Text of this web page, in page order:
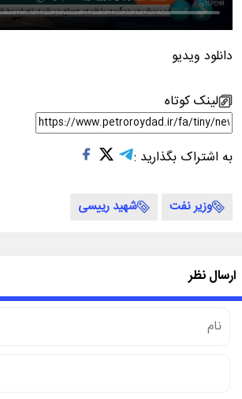
دانلود ویدیو
لینک کوتاه
به اشتراک بگذارید :
وزیر نفت شهید رییسی
ارسال نظر